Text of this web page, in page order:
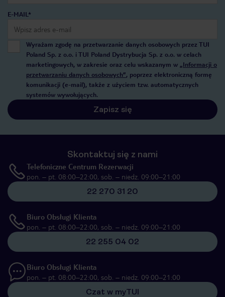
E-MAIL*
Wyrażam zgodę na przetwarzanie danych osobowych przez TUI
Poland Sp. z o.o. i TUI Poland Dystrybucja Sp. z o.o. w celach
marketingowych, w zakresie oraz celu wskazanym w „Informacji o
przetwarzaniu danych osobowych”, poprzez elektroniczną formę
komunikacji (e-mail), także z użyciem tzw. automatycznych
systemów wywołujących.
Zapisz się
Skontaktuj się z nami
Telefoniczne Centrum Rezerwacji
pon. – pt. 08:00–22:00, sob. – niedz. 09:00–21:00
22 270 31 20
Biuro Obsługi Klienta
pon. – pt. 08:00–22:00, sob. – niedz. 09:00–21:00
22 255 04 02
Biuro Obsługi Klienta
pon. – pt. 08:00–22:00, sob. – niedz. 09:00–21:00
Czat w myTUI